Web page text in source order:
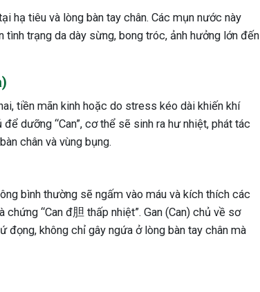
hạ tiêu và lòng bàn tay chân. Các mụn nước này
trạng da dày sừng, bong tróc, ảnh hưởng lớn đến
tiền mãn kinh hoặc do stress kéo dài khiến khí
dưỡng “Can”, cơ thể sẽ sinh ra hư nhiệt, phát tác
chân và vùng bụng.
bình thường sẽ ngấm vào máu và kích thích các
“Can đ胆 thấp nhiệt”. Gan (Can) chủ về sơ
không chỉ gây ngứa ở lòng bàn tay chân mà